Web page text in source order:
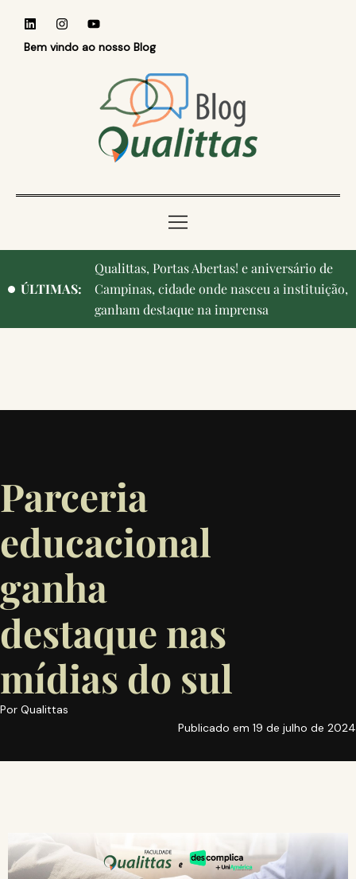
Bem vindo ao nosso Blog
ÚLTIMAS:
Qualittas, Portas Abertas! e aniversário de
Campinas, cidade onde nasceu a instituição,
ganham destaque na imprensa
Reconhecer quem ensina: Faculdade
Qualittas homenageia professores durante o
Medvep 2026
Parceria
educacional
ganha
destaque nas
mídias do sul
Por Qualittas
Publicado em 19 de julho de 2024